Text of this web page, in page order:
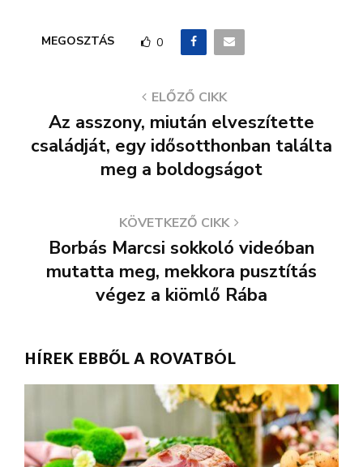
MEGOSZTÁS 0
ELŐZŐ CIKK
Az asszony, miután elveszítette
családját, egy idősotthonban találta
meg a boldogságot
KÖVETKEZŐ CIKK
Borbás Marcsi sokkoló videóban
mutatta meg, mekkora pusztítás
végez a kiömlő Rába
HÍREK EBBŐL A ROVATBÓL